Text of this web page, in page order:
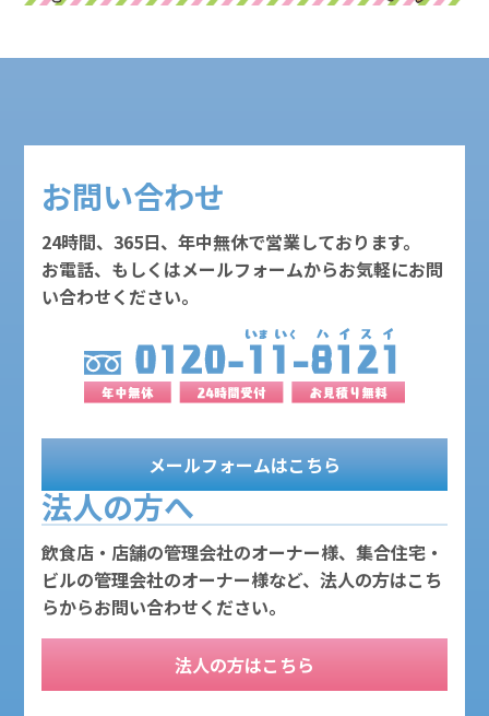
お問い合わせ
24時間、365日、年中無休で営業しております。
お電話、もしくはメールフォームからお気軽にお問
い合わせください。
メールフォームはこちら
法人の方へ
飲食店・店舗の管理会社のオーナー様、集合住宅・
ビルの管理会社のオーナー様など、法人の方はこち
らからお問い合わせください。
法人の方はこちら